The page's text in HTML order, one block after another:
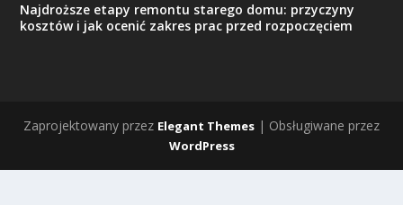
Najdroższe etapy remontu starego domu: przyczyny
kosztów i jak ocenić zakres prac przed rozpoczęciem
Zaprojektowany przez Elegant Themes | Obsługiwane przez
WordPress